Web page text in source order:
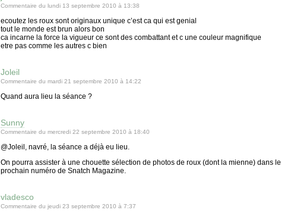
Commentaire du lundi 13 septembre 2010 à 13:38
ecoutez les roux sont originaux unique c’est ca qui est genial
tout le monde est brun alors bon
ca incarne la force la vigueur ce sont des combattant et c une couleur magnifique
etre pas comme les autres c bien
Joleil
Commentaire du mardi 21 septembre 2010 à 14:22
Quand aura lieu la séance ?
Sunny
Commentaire du mercredi 22 septembre 2010 à 18:40
@Joleil, navré, la séance a déjà eu lieu.
On pourra assister à une chouette sélection de photos de roux (dont la mienne) dans le
prochain numéro de Snatch Magazine.
vladesco
Commentaire du jeudi 23 septembre 2010 à 7:37